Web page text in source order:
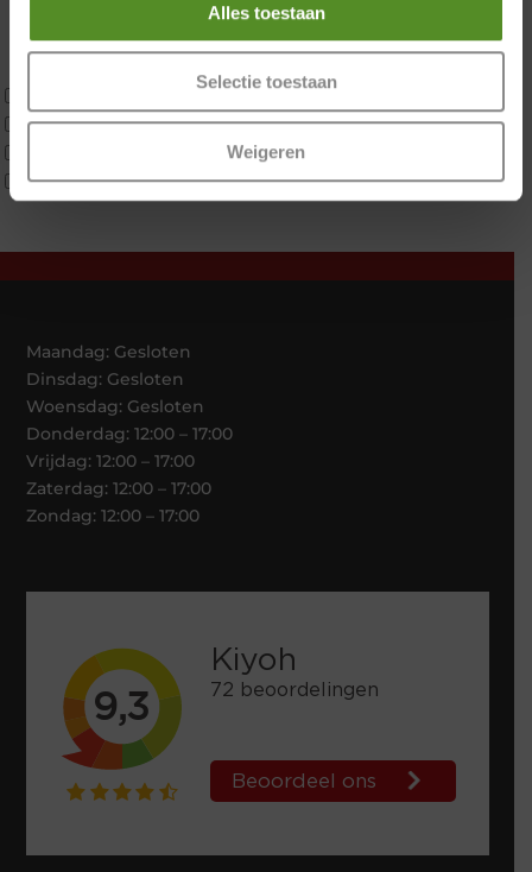
Alles toestaan
Selectie toestaan
Weigeren
Latex
Tweepersoons 1 kern
Tweepersoons 1 kern product
Tweepersoons 2 kernen
Webshop Only Collectie
Maandag: Gesloten
Dinsdag: Gesloten
Woensdag: Gesloten
Donderdag: 12:00 – 17:00
Vrijdag: 12:00 – 17:00
Zaterdag: 12:00 – 17:00
Zondag: 12:00 – 17:00